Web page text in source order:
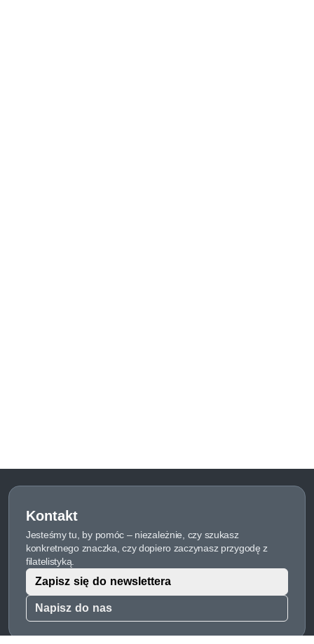
Kontakt
Jesteśmy tu, by pomóc – niezależnie, czy szukasz
konkretnego znaczka, czy dopiero zaczynasz przygodę z
filatelistyką.
Napisz do nas
Zapisz się do newslettera